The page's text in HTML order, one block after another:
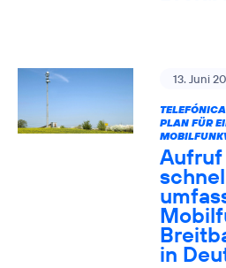
13. Juni
PLAN FÜR
in